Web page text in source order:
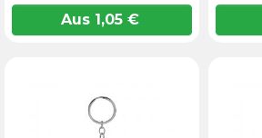
Aus1,05 €